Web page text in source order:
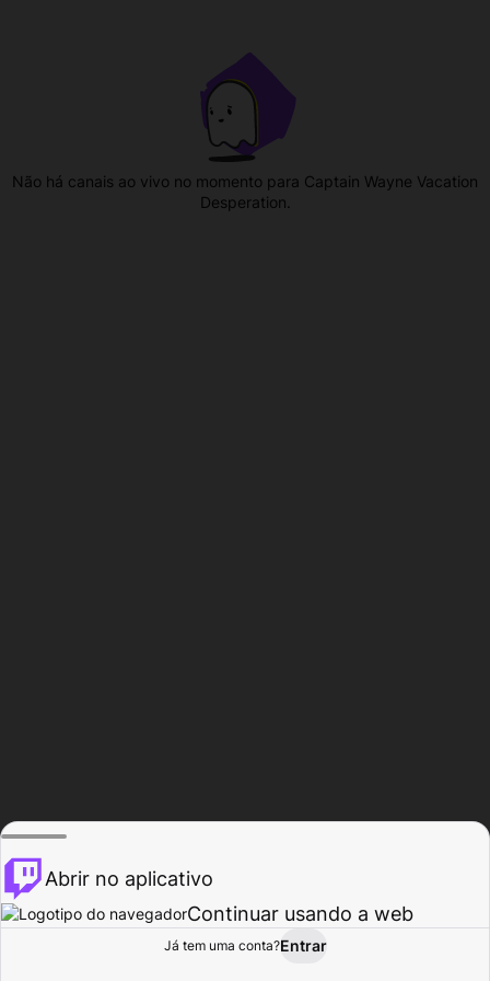
Procurar Atividade
Não há canais ao vivo no momento para Captain Wayne Vacation
Desperation.
Abrir no aplicativo
Continuar usando a web
Já tem uma conta?Entrar